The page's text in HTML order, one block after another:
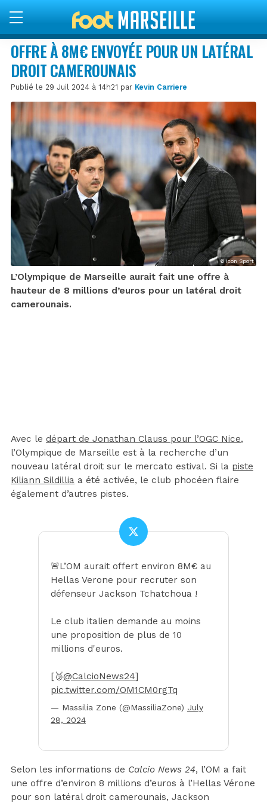
OFFRE À 8M€ ENVOYÉE POUR UN LATÉRAL
DROIT CAMEROUNAIS
Publié le 29 Juil 2024 à 14h21 par Kevin Carriere
© Icon Sport
L’Olympique de Marseille aurait fait une offre à
hauteur de 8 millions d’euros pour un latéral droit
camerounais.
Avec le départ de Jonathan Clauss pour l’OGC Nice,
l’Olympique de Marseille est à la recherche d’un
nouveau latéral droit sur le mercato estival. Si la piste
Kiliann Sildillia a été activée, le club phocéen flaire
également d’autres pistes.
🚨L’OM aurait offert environ 8M€ au
Hellas Verone pour recruter son
défenseur Jackson Tchatchoua !
Le club italien demande au moins
une proposition de plus de 10
millions d'euros.
[🥉@CalcioNews24]
pic.twitter.com/OM1CM0rgTq
— Massilia Zone (@MassiliaZone) July
28, 2024
Selon les informations de Calcio News 24, l’OM a fait
une offre d’environ 8 millions d’euros à l’Hellas Vérone
pour son latéral droit camerounais, Jackson